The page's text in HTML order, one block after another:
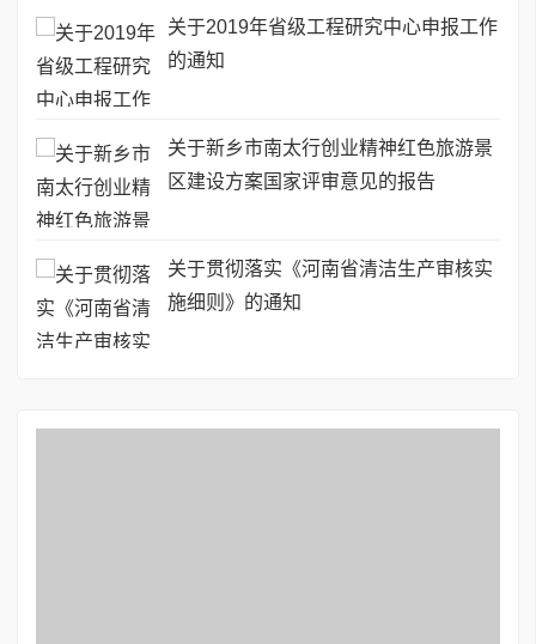
关于2019年省级工程研究中心申报工作
的通知
关于新乡市南太行创业精神红色旅游景
区建设方案国家评审意见的报告
关于贯彻落实《河南省清洁生产审核实
施细则》的通知